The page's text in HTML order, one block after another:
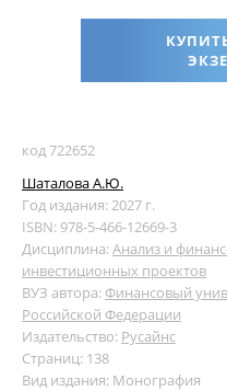
код 722652
Шаталова А.Ю.
Год издания: 2027 г.
ISBN: 978-5-466-12669-3
Дисциплина:Анализ и
инвестиционных проектов
ВУЗ автора: Финансовый
Российской Федерации
Издательство: Русайнс
Страниц: 138
Вид издания: Монография